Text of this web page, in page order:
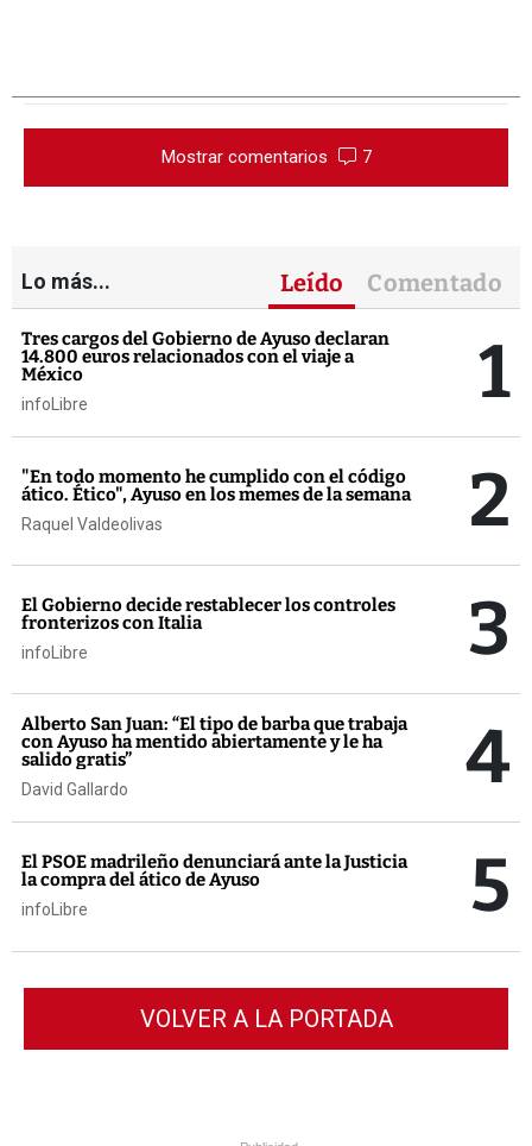
Mostrar comentarios 7
Lo más... Leído Comentado
Tres cargos del Gobierno de Ayuso declaran
14.800 euros relacionados con el viaje a
México
infoLibre 1
"En todo momento he cumplido con el código
ático. Ético", Ayuso en los memes de la semana
Raquel Valdeolivas 2
El Gobierno decide restablecer los controles
fronterizos con Italia
infoLibre 3
Alberto San Juan: “El tipo de barba que trabaja
con Ayuso ha mentido abiertamente y le ha
salido gratis”
David Gallardo 4
El PSOE madrileño denunciará ante la Justicia
la compra del ático de Ayuso
infoLibre 5
VOLVER A LA PORTADA